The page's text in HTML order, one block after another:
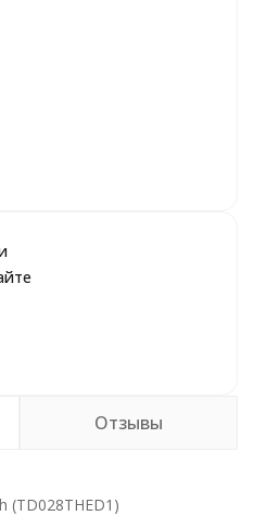
Отзывы
(TD028THED1)